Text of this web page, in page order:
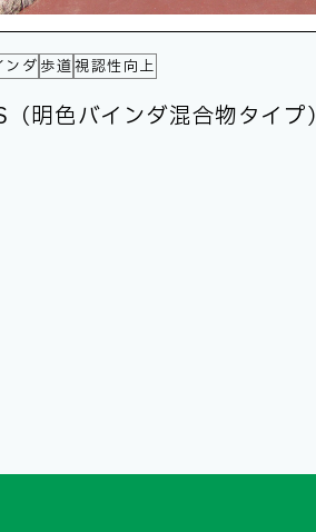
ンダ歩道視認性向上
明色バインダ混合物タイプ）